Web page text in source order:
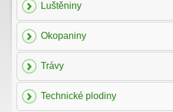
Luštěniny
Okopaniny
Trávy
Technické plodiny